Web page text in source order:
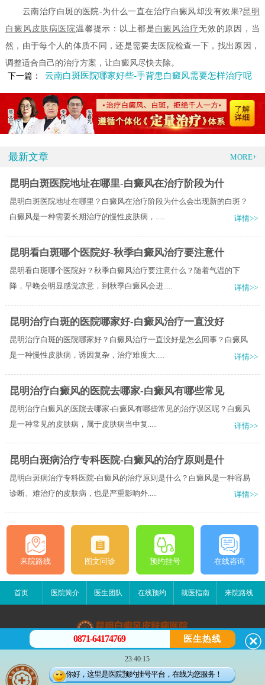
云南治疗白斑的医院-为什么一直在治疗白癜风却没有效果?昆明
白癜风皮肤病医院温馨提示：以上都是 白癜风治疗无效的原因，当
然，由于每个人的体质不同，还是需要去医院检查一下，找出原因，
调整适合自己的治疗方案，让白癜风尽快去除。
下一篇：
云南白斑医院哪家好些-手背患白癜风需要怎样治疗呢
最新文章 MORE+
昆明白斑医院地址在哪里-白癜风在治疗阶段为什
昆明白斑医院地址在哪里？白癜风在治疗阶段为什么会出现新的白斑？
白癜风是一种需要长期治疗的慢性皮肤病，.....
详情>>
昆明看白斑哪个医院好-秋季白癜风治疗要注意什
昆明看白斑哪个医院好？秋季白癜风治疗要注意什么？随着气温的下
降，早晚会明显感觉凉意，到秋季白癜风会进.....
详情>>
昆明治疗白斑的医院哪家好-白癜风治疗一直没好
昆明治疗白斑的医院哪家好？白癜风治疗一直没好是怎么回事？白癜风
是一种慢性皮肤病，诱因复杂，治疗难度大.....
详情>>
昆明治疗白癜风的医院去哪家-白癜风有哪些常见
昆明治疗白癜风的医院去哪家-白癜风有哪些常见的治疗误区呢？白癜风
是一种常见的皮肤病，属于皮肤病当中复.....
详情>>
昆明白斑病治疗专科医院-白癜风的治疗原则是什
昆明白斑病治疗专科医院-白癜风的治疗原则是什么？白癜风是一种容易
诊断、难治疗的皮肤病，也是严重影响外.....
详情>>
来院路线 图文问诊 预约挂号 在线咨询
首页 医院简介 医生团队 在线预约 就医指南 来院路线
昆明白癜风皮肤病医院
昆明市五华区护国路2号
版权所有：昆明白癜风皮肤病医院
0871-64174769 医生热线
23:40:15
你好，这里是医院预约挂号平台，在线为您服务！